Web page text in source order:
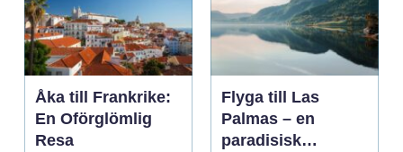
Åka till Frankrike:
En Oförglömlig
Resa
Flyga till Las
Palmas – en
paradisisk